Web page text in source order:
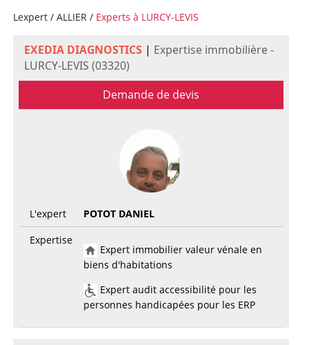
Lexpert/ ALLIER/ Experts à LURCY-LEVIS
EXEDIA DIAGNOSTICS | Expertise immobilière -
LURCY-LEVIS (03320)
Demande de devis
L'expert
POTOT DANIEL
Expertise
Expert immobilier valeur vénale en
biens d'habitations
Expert audit accessibilité pour les
personnes handicapées pour les ERP